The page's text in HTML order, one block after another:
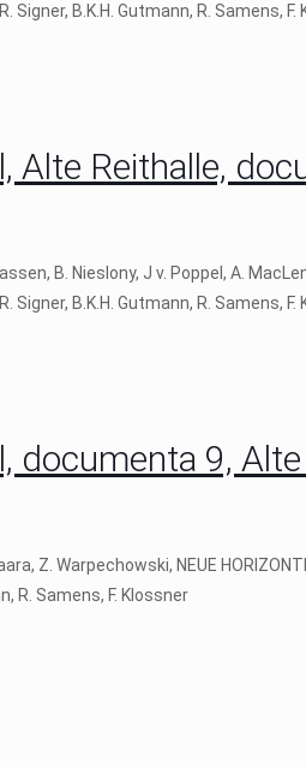
Signer, B.K.H. Gutmann, R. Samens, F.
Reithalle,
B. Nieslony, J v. Poppel, A.
Signer, B.K.H. Gutmann, R. Samens, F.
9,
Z. Warpechowski, NEUE
R. Samens, F. Klossner